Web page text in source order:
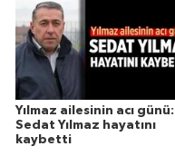
Yılmaz ailesinin acı günü:
Sedat Yılmaz hayatını
kaybetti